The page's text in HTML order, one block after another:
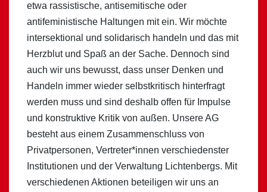
etwa rassistische, antisemitische oder
antifeministische Haltungen mit ein. Wir möchte
intersektional und solidarisch handeln und das mit
Herzblut und Spaß an der Sache. Dennoch sind
auch wir uns bewusst, dass unser Denken und
Handeln immer wieder selbstkritisch hinterfragt
werden muss und sind deshalb offen für Impulse
und konstruktive Kritik von außen. Unsere AG
besteht aus einem Zusammenschluss von
Privatpersonen, Vertreter*innen verschiedenster
Institutionen und der Verwaltung Lichtenbergs. Mit
verschiedenen Aktionen beteiligen wir uns an